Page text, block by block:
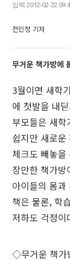
입력 2012-02-22
전민정 기자
무거운 책가방에
3월이면 새학
에 첫발을 내
부모들은 새
쉽지만 새로
체크도 빼놓
장만한 책가
아이들의 몸
책은 물론, 학
저하도 걱정이
◇무거운 책가